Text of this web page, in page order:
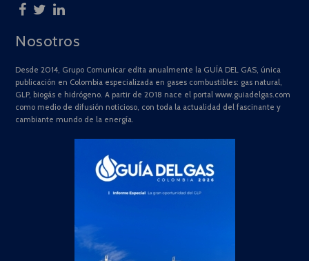
Nosotros
Desde 2014, Grupo Comunicar edita anualmente la GUÍA DEL GAS, única
publicación en Colombia especializada en gases combustibles: gas natural,
GLP, biogás e hidrógeno. A partir de 2018 nace el portal www.guiadelgas.com
como medio de difusión noticioso, con toda la actualidad del fascinante y
cambiante mundo de la energía.